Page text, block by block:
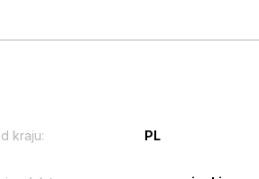
kraju: PL